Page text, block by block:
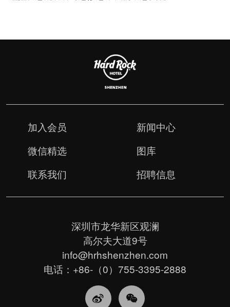
加入会员
新闻中心
微信精选
图库
联系我们
招聘信息
深圳市龙华新区观澜
高尔夫大道9号
info@hrhshenzhen.com
电话：+86-（0）755-3395-2888